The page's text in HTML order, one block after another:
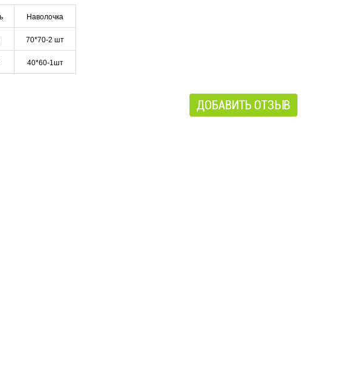
Наволочка
70*70-2 шт
40*60-1шт
ДОБАВИТЬ ОТЗЫВ